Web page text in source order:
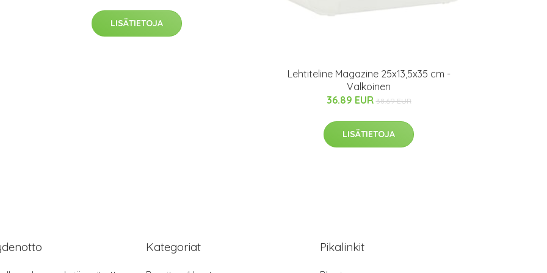
LISÄTIETOJA
Lehtiteline Magazine 25x13,5x35 cm -
Valkoinen
36.89 EUR 38.69 EUR
LISÄTIETOJA
Kategoriat Pikalinkit